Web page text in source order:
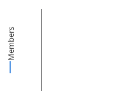
Members